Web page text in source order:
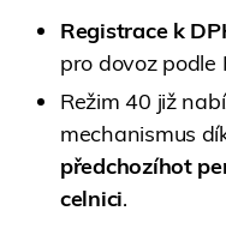
Registrace k
pro dovoz podle
Režim 40 již
mechanismus
předchozíhot
celnici.